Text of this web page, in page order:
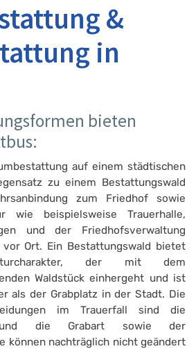
&
in
bieten
auf einem städtischen
zu einem Bestattungswald
zum Friedhof sowie
wie beispielsweise Trauerhalle,
und der Friedhofsverwaltung
vor Ort. Ein Bestattungswald bietet
der mit dem
Waldstück einhergeht und ist
als der Grabplatz in der Stadt. Die
im Trauerfall sind die
und die Grabart sowie der
können nachträglich nicht geändert